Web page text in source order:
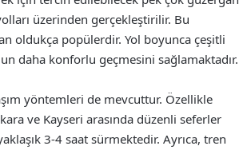
üzerinden gerçekleştirilir. Bu
oldukça popülerdir. Yol boyunca çeşitli
daha konforlu geçmesini sağlamaktadır.
yöntemleri de mevcuttur. Özellikle
ve Kayseri arasında düzenli seferler
3-4 saat sürmektedir. Ayrıca, tren